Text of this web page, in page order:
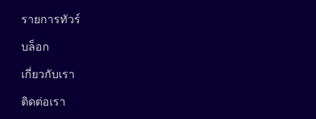
รายการทัวร์
บล็อก
เกี่ยวกับเรา
ติดต่อเรา